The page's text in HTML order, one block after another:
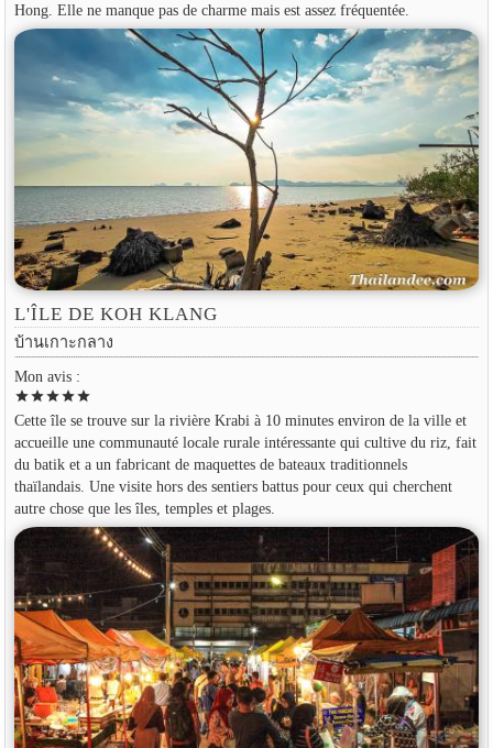
Hong. Elle ne manque pas de charme mais est assez fréquentée.
L'ÎLE DE KOH KLANG
บ้านเกาะกลาง
Mon avis :
starstarstarstarstar
Cette île se trouve sur la rivière Krabi à 10 minutes environ de la ville et
accueille une communauté locale rurale intéressante qui cultive du riz, fait
du batik et a un fabricant de maquettes de bateaux traditionnels
thaïlandais. Une visite hors des sentiers battus pour ceux qui cherchent
autre chose que les îles, temples et plages.